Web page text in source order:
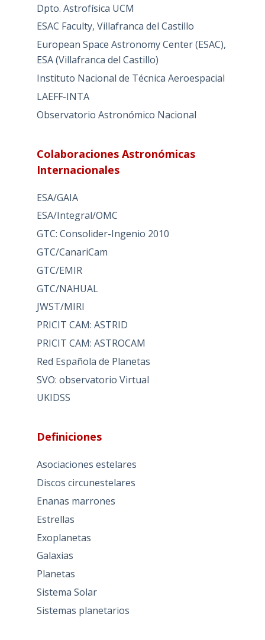
Dpto. Astrofísica UCM
ESAC Faculty, Villafranca del Castillo
European Space Astronomy Center (ESAC),
ESA (Villafranca del Castillo)
Instituto Nacional de Técnica Aeroespacial
LAEFF-INTA
Observatorio Astronómico Nacional
Colaboraciones Astronómicas
Internacionales
ESA/GAIA
ESA/Integral/OMC
GTC: Consolider-Ingenio 2010
GTC/CanariCam
GTC/EMIR
GTC/NAHUAL
JWST/MIRI
PRICIT CAM: ASTRID
PRICIT CAM: ASTROCAM
Red Española de Planetas
SVO: observatorio Virtual
UKIDSS
Definiciones
Asociaciones estelares
Discos circunestelares
Enanas marrones
Estrellas
Exoplanetas
Galaxias
Planetas
Sistema Solar
Sistemas planetarios